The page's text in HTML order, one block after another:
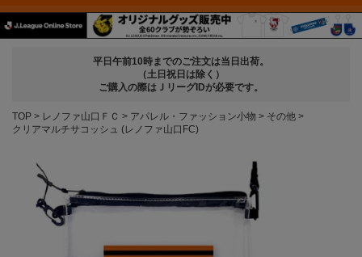
平日午前10時までのご注文は当日出荷。
（土日祝日は除く）
ご購入の際はＪリーグIDが必要です。
TOP レノファ山口ＦＣ アパレル・ファッション小物
その他
クリアマルチサコッシュ (レノファ山口FC)